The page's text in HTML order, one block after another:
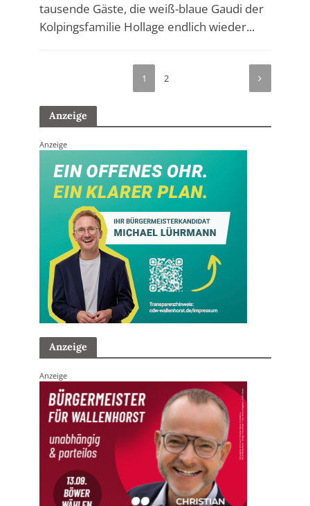
tausende Gäste, die weiß-blaue Gaudi der
Kolpingsfamilie Hollage endlich wieder...
1 2
Anzeige
Anzeige
Anzeige
Anzeige